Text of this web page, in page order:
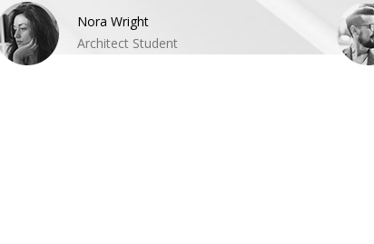
Nora Wright
Architect Student